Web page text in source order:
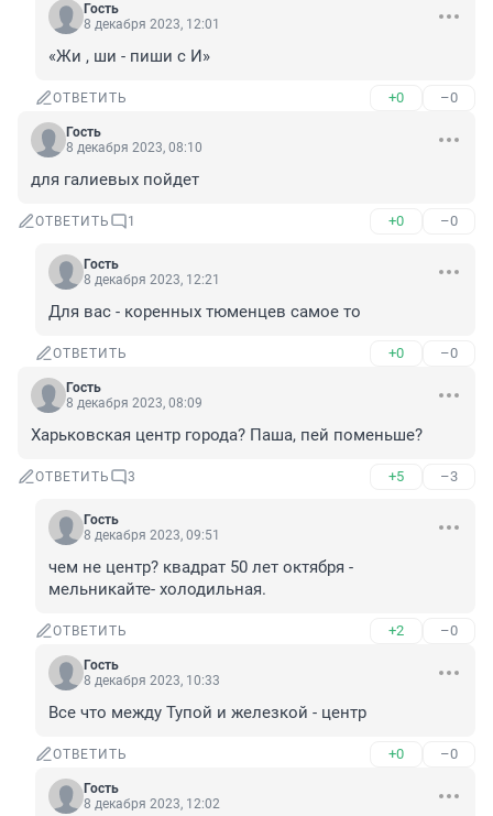
Гость
8 декабря 2023, 12:01
«Жи , ши - пиши с И»
ОТВЕТИТЬ +0 –0
Гость
8 декабря 2023, 08:10
для галиевых пойдет
ОТВЕТИТЬ 1 +0 –0
Гость
8 декабря 2023, 12:21
Для вас - коренных тюменцев самое то
ОТВЕТИТЬ +0 –0
Гость
8 декабря 2023, 08:09
Харьковская центр города? Паша, пей поменьше?
ОТВЕТИТЬ 3 +5 –3
Гость
8 декабря 2023, 09:51
чем не центр? квадрат 50 лет октября -
мельникайте- холодильная.
ОТВЕТИТЬ +2 –0
Гость
8 декабря 2023, 10:33
Все что между Тупой и железкой - центр
ОТВЕТИТЬ +0 –0
Гость
8 декабря 2023, 12:02